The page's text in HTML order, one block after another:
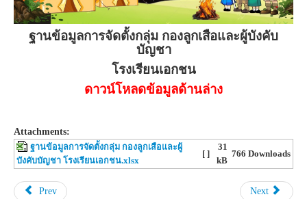
ฐานข้อมูลการจัดตั้งกลุ่ม กองลูกเสือและผู้บังคับ
บัญชา
โรงเรียนเอกชน
ดาวน์โหลดข้อมูลด้านล่าง
Attachments:
ฐานข้อมูลการจัดตั้งกลุ่ม กองลูกเสือและผู้
บังคับบัญชา โรงเรียนเอกชน.xlsx
[ ]
31
kB
766 Downloads
Prev Next